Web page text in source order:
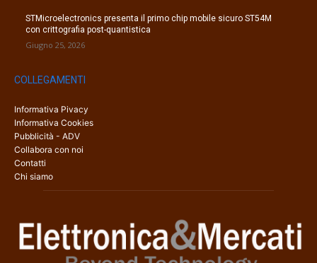
STMicroelectronics presenta il primo chip mobile sicuro ST54M
con crittografia post-quantistica
Giugno 25, 2026
COLLEGAMENTI
Informativa Pivacy
Informativa Cookies
Pubblicità - ADV
Collabora con noi
Contatti
Chi siamo